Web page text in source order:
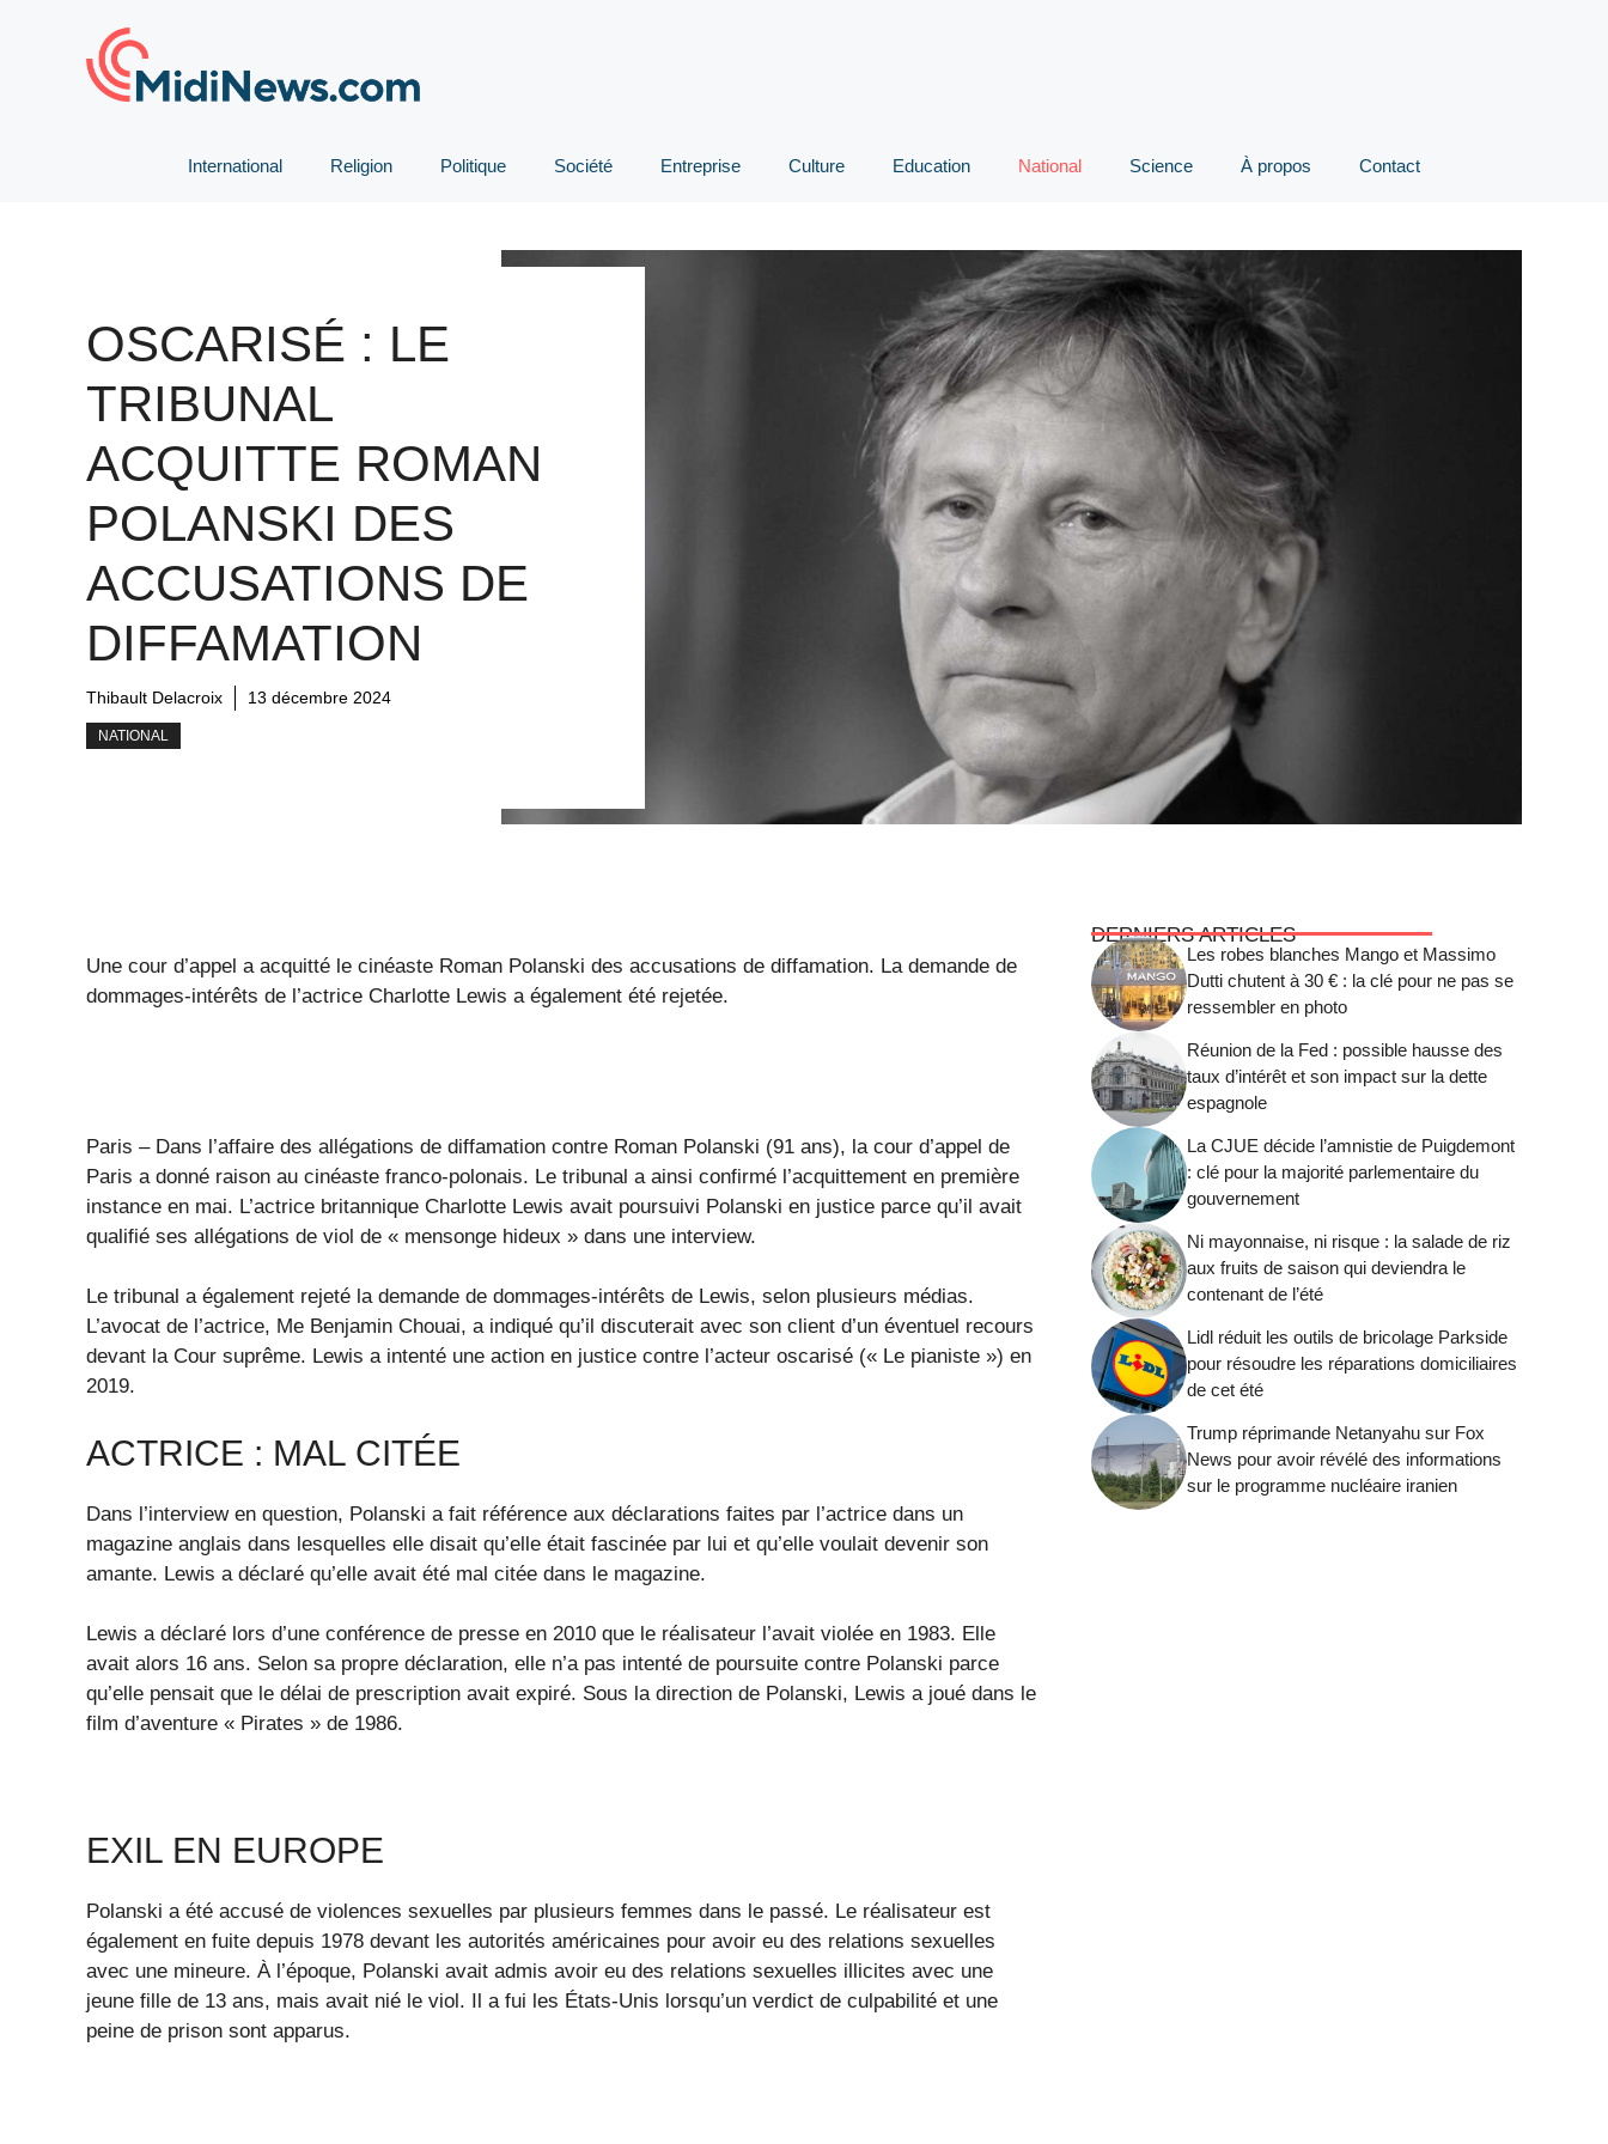
International Religion Politique Société Entreprise Culture Education National Science À propos Contact
OSCARISÉ : LE
TRIBUNAL
ACQUITTE ROMAN
POLANSKI DES
ACCUSATIONS DE
DIFFAMATION
Thibault Delacroix 13 décembre 2024
NATIONAL
Une cour d’appel a acquitté le cinéaste Roman Polanski des accusations de diffamation. La demande de
dommages-intérêts de l’actrice Charlotte Lewis a également été rejetée.
Paris – Dans l’affaire des allégations de diffamation contre Roman Polanski (91 ans), la cour d’appel de
Paris a donné raison au cinéaste franco-polonais. Le tribunal a ainsi confirmé l’acquittement en première
instance en mai. L’actrice britannique Charlotte Lewis avait poursuivi Polanski en justice parce qu’il avait
qualifié ses allégations de viol de « mensonge hideux » dans une interview.
Le tribunal a également rejeté la demande de dommages-intérêts de Lewis, selon plusieurs médias.
L’avocat de l’actrice, Me Benjamin Chouai, a indiqué qu’il discuterait avec son client d’un éventuel recours
devant la Cour suprême. Lewis a intenté une action en justice contre l’acteur oscarisé (« Le pianiste ») en
2019.
ACTRICE : MAL CITÉE
Dans l’interview en question, Polanski a fait référence aux déclarations faites par l’actrice dans un
magazine anglais dans lesquelles elle disait qu’elle était fascinée par lui et qu’elle voulait devenir son
amante. Lewis a déclaré qu’elle avait été mal citée dans le magazine.
Lewis a déclaré lors d’une conférence de presse en 2010 que le réalisateur l’avait violée en 1983. Elle
avait alors 16 ans. Selon sa propre déclaration, elle n’a pas intenté de poursuite contre Polanski parce
qu’elle pensait que le délai de prescription avait expiré. Sous la direction de Polanski, Lewis a joué dans le
film d’aventure « Pirates » de 1986.
EXIL EN EUROPE
Polanski a été accusé de violences sexuelles par plusieurs femmes dans le passé. Le réalisateur est
également en fuite depuis 1978 devant les autorités américaines pour avoir eu des relations sexuelles
avec une mineure. À l’époque, Polanski avait admis avoir eu des relations sexuelles illicites avec une
jeune fille de 13 ans, mais avait nié le viol. Il a fui les États-Unis lorsqu’un verdict de culpabilité et une
peine de prison sont apparus.
DERNIERS ARTICLES
Les robes blanches Mango et Massimo
Dutti chutent à 30 € : la clé pour ne pas se
ressembler en photo
Réunion de la Fed : possible hausse des
taux d’intérêt et son impact sur la dette
espagnole
La CJUE décide l’amnistie de Puigdemont
: clé pour la majorité parlementaire du
gouvernement
Ni mayonnaise, ni risque : la salade de riz
aux fruits de saison qui deviendra le
contenant de l’été
Lidl réduit les outils de bricolage Parkside
pour résoudre les réparations domiciliaires
de cet été
Trump réprimande Netanyahu sur Fox
News pour avoir révélé des informations
sur le programme nucléaire iranien